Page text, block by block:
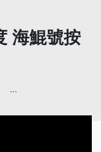
海鯤號按
...